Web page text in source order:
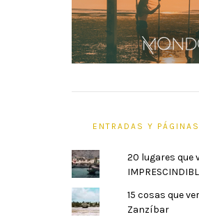
ENTRADAS Y
20 lugares que
15 cosas que
Zanzíbar